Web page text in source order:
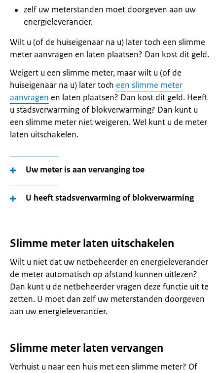
zelf uw meterstanden moet doorgeven aan uw
energieleverancier.
Wilt u (of de huiseigenaar na u) later toch een slimme
meter aanvragen en laten plaatsen? Dan kost dit geld.
Weigert u een slimme meter, maar wilt u (of de
huiseigenaar na u) later toch een slimme meter
aanvragen en laten plaatsen? Dan kost dit geld. Heeft
u stadsverwarming of blokverwarming? Dan kunt u
een slimme meter niet weigeren. Wel kunt u de meter
laten uitschakelen.
Uw meter is aan vervanging toe
U heeft stadsverwarming of blokverwarming
Slimme meter laten uitschakelen
Wilt u niet dat uw netbeheerder en energieleverancier
de meter automatisch op afstand kunnen uitlezen?
Dan kunt u de netbeheerder vragen deze functie uit te
zetten. U moet dan zelf uw meterstanden doorgeven
aan uw energieleverancier.
Slimme meter laten vervangen
Verhuist u naar een huis met een slimme meter? Of